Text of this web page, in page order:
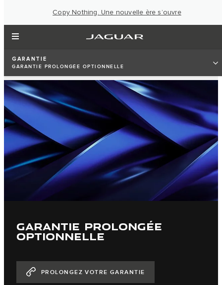
Copy Nothing. Une nouvelle ère s’ouvre
GARANTIE
GARANTIE PROLONGÉE OPTIONNELLE
GARANTIE PROLONGÉE
OPTIONNELLE
PROLONGEZ VOTRE GARANTIE